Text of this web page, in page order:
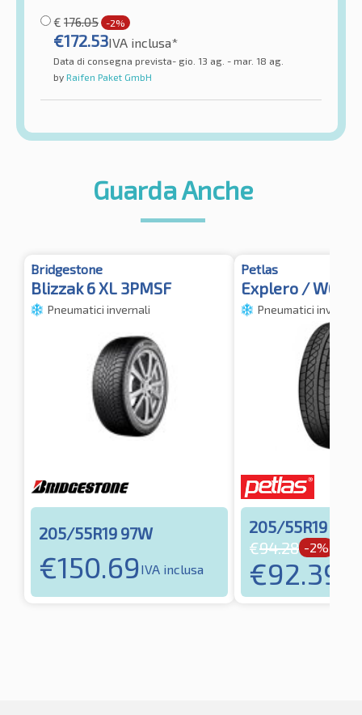
€ 176.05 -2%
€172.53IVA inclusa*
Data di consegna prevista- gio. 13 ag. - mar. 18 ag.
by Raifen Paket GmbH
Guarda Anche
Bridgestone
Blizzak 6 XL 3PMSF
Pneumatici invernali
205/55R19 97W
€150.69IVA inclusa
Petlas
Explero / W671
Pneumatici invernali
205/55R19 97H
€94.28 -2%
€92.39